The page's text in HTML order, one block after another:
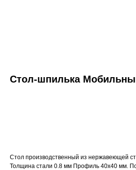
Стол-шпилька
Стол производственный из нержавеющей
Толщина стали 0.8 мм Профиль 40х40 мм.